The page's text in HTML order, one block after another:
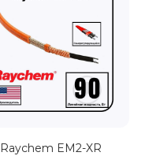
Raychem EM2-XR